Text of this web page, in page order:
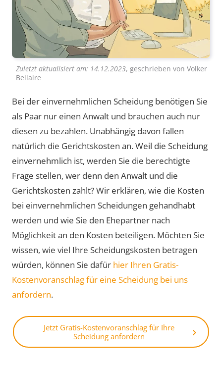
Zuletzt aktualisiert am: 14.12.2023, geschrieben von Volker
Bellaire
Bei der einvernehmlichen Scheidung benötigen Sie
als Paar nur einen Anwalt und brauchen auch nur
diesen zu bezahlen. Unabhängig davon fallen
natürlich die Gerichtskosten an. Weil die Scheidung
einvernehmlich ist, werden Sie die berechtigte
Frage stellen, wer denn den Anwalt und die
Gerichtskosten zahlt? Wir erklären, wie die Kosten
bei einvernehmlichen Scheidungen gehandhabt
werden und wie Sie den Ehepartner nach
Möglichkeit an den Kosten beteiligen. Möchten Sie
wissen, wie viel Ihre Scheidungskosten betragen
würden, können Sie dafür hier Ihren Gratis-
Kostenvoranschlag für eine Scheidung bei uns
anfordern.
Jetzt Gratis-Kostenvoranschlag für Ihre
Scheidung anfordern